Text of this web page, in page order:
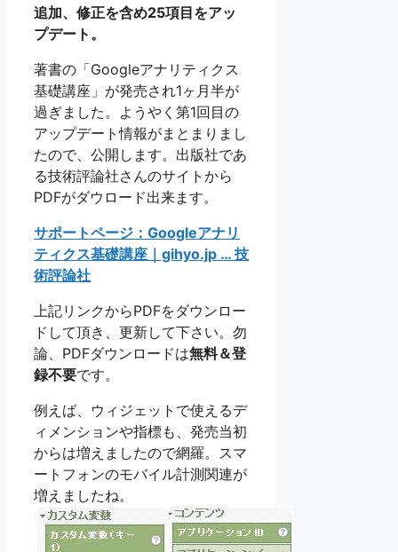
追加、修正を含め25項目をアッ
プデート。
著書の「Googleアナリティクス
基礎講座」が発売され1ヶ月半が
過ぎました。ようやく第1回目の
アップデート情報がまとまりまし
たので、公開します。出版社であ
る技術評論社さんのサイトから
PDFがダウロード出来ます。
サポートページ：Googleアナリ
ティクス基礎講座｜gihyo.jp … 技
術評論社
上記リンクからPDFをダウンロー
ドして頂き、更新して下さい。勿
論、PDFダウンロードは無料＆登
録不要です。
例えば、ウィジェットで使えるデ
ィメンションや指標も、発売当初
からは増えましたので網羅。スマ
ートフォンのモバイル計測関連が
増えましたね。